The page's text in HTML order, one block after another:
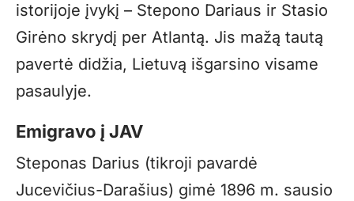
istorijoje įvykį – Stepono Dariaus ir Stasio
Girėno skrydį per Atlantą. Jis mažą tautą
pavertė didžia, Lietuvą išgarsino visame
pasaulyje.
Emigravo į JAV
Steponas Darius (tikroji pavardė
Jucevičius-Darašius) gimė 1896 m. sausio